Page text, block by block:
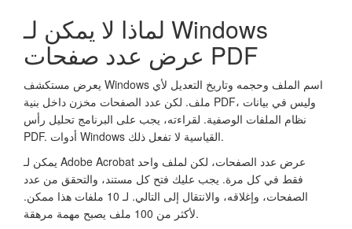
لماذا لا يمكن لـ Windows
عرض عدد صفحات PDF
يعرض مستكشف Windows اسم الملف وحجمه وتاريخ التعديل لأي
ملف. لكن عدد الصفحات مخزن داخل بنية PDF، وليس في بيانات
نظام الملفات الوصفية. لقراءته، يجب على البرنامج تحليل رأس
PDF. أدوات Windows القياسية لا تفعل ذلك.
يمكن لـ Adobe Acrobat عرض عدد الصفحات، لكن لملف واحد
فقط في كل مرة. يجب عليك فتح كل مستند، والتحقق من عدد
الصفحات، وإغلاقه، والانتقال إلى التالي. لـ 10 ملفات هذا ممكن.
لأكثر من 100 ملف يصبح مهمة مرهقة.